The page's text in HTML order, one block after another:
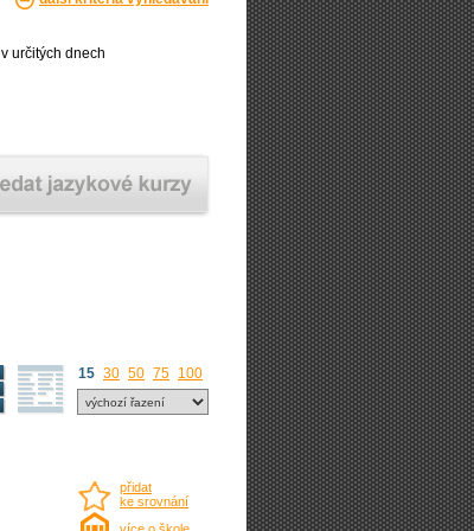
v určitých dnech
15 30 50 75 100
přidat
ke srovnání
více o škole